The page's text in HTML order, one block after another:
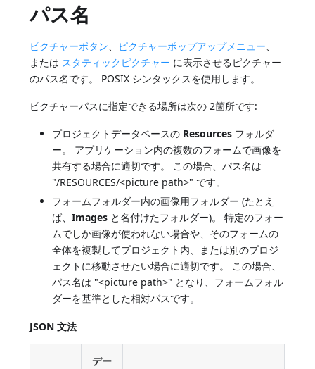
パス名
ピクチャーボタン、 ピクチャーポップアップメニュー、
または スタティックピクチャー に表示させるピクチャー
のパス名です。 POSIX シンタックスを使用します。
ピクチャーパスに指定できる場所は次の 2箇所です:
プロジェクトデータベースの Resources フォルダ
ー。 アプリケーション内の複数のフォームで画像を
共有する場合に適切です。 この場合、パス名は
"/RESOURCES/<picture path>" です。
フォームフォルダー内の画像用フォルダー (たとえ
ば、Images と名付けたフォルダー)。 特定のフォー
ムでしか画像が使われない場合や、そのフォームの
全体を複製してプロジェクト内、または別のプロジ
ェクトに移動させたい場合に適切です。 この場合、
パス名は "<picture path>" となり、フォームフォル
ダーを基準とした相対パスです。
JSON 文法
デー